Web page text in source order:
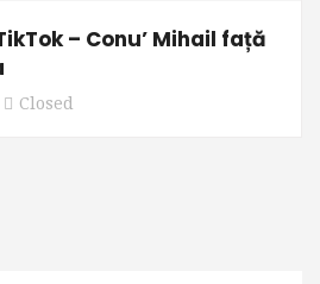
– Conu’ Mihail față
Closed